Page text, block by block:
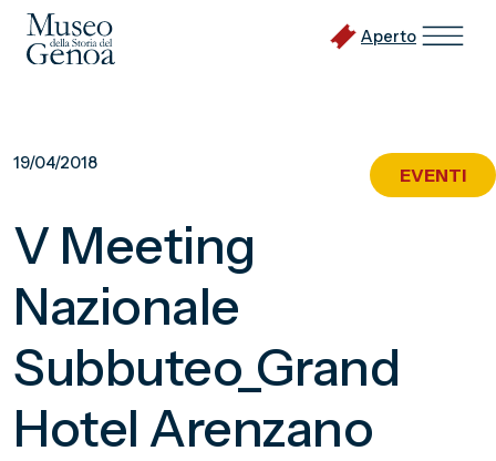
Aperto
19/04/2018
EVENTI
V Meeting
Nazionale
Subbuteo_Grand
Hotel Arenzano